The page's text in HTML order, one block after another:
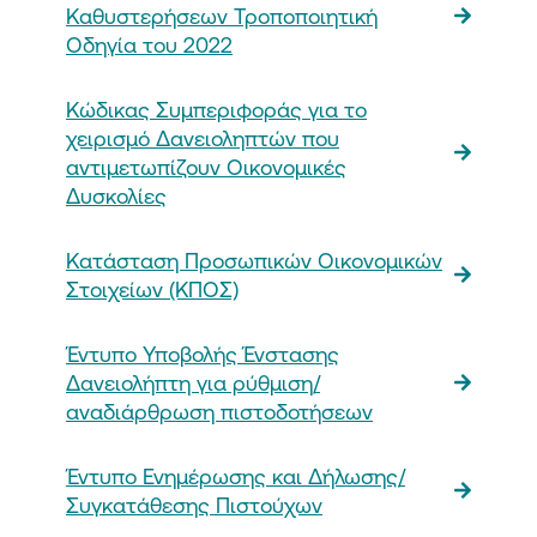
Καθυστερήσεων Τροποποιητική
Οδηγία του 2022
Κώδικας Συμπεριφοράς για το
χειρισμό Δανειοληπτών που
αντιμετωπίζουν Οικονομικές
Δυσκολίες
Κατάσταση Προσωπικών Οικονομικών
Στοιχείων (ΚΠOΣ)
Έντυπο Υποβολής Ένστασης
Δανειολήπτη για ρύθμιση/
αναδιάρθρωση πιστοδοτήσεων
Έντυπo Ενημέρωσης και Δήλωσης/
Συγκατάθεσης Πιστούχων